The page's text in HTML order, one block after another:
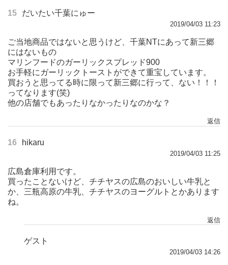
15 だいたい千葉にゅー
2019/04/03 11:23
ご当地商品ではないと思うけど、千葉NTにあって新三郷
にはないもの
マリンフードのガーリックスプレッド900
お手軽にガーリックトーストができて重宝しています。
買おうと思ってる時に限って新三郷に行って、ない！！！
ってなります(笑)
他の店舗でもあったりなかったりなのかな？
返信
16 hikaru
2019/04/03 11:25
広島倉庫利用です。
買ったことないけど、チチヤスの広島のおいしい牛乳と
か、三瓶高原の牛乳、チチヤスのヨーグルトとかあります
ね。
返信
ゲスト
2019/04/03 14:26